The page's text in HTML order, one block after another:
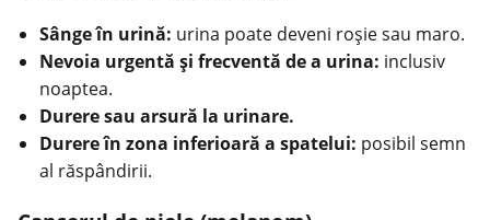
Sânge în urină: urina poate deveni roşie sau maro.
Nevoia urgentă şi frecventă de a urina: inclusiv
noaptea.
Durere sau arsură la urinare.
Durere în zona inferioară a spatelui: posibil semn
al răspândirii.